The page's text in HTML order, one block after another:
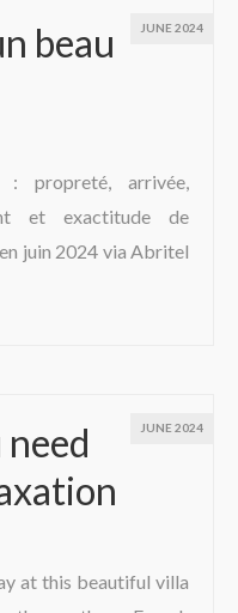
JUNE 2024
beau
propreté, arrivée,
et exactitude de
juin 2024 via Abritel
JUNE 2024
at this beautiful villa